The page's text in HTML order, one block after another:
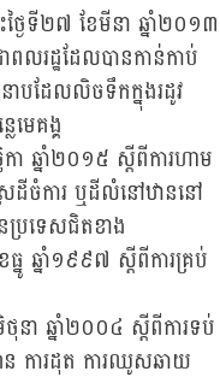
ៃទី២៧ ខែមីនា ឆ្នាំ២០១៣
ពលរដ្ឋដែលបានកាន់កាប់
ាបដែលលិចទឹកក្នុងរដូវ
េគង្គ
ា ឆ្នាំ២០១៥ ស្តីពីការហាម
ែដីចំការ ឬដីលំនៅឋាននៅ
ប្រទេសជិតខាង
ឆ្នាំ១៩៩៧ ស្តីពីការគ្រប់
ា ឆ្នាំ២០០៤ ស្តីពីការទប់
ាន ការដុត ការឈូសឆាយ